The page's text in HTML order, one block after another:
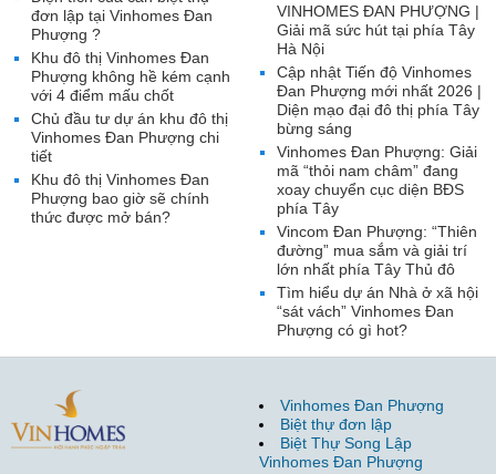
VINHOMES ĐAN PHƯỢNG |
Giải mã sức hút tại phía Tây
Hà Nội
Cập nhật Tiến độ Vinhomes
Đan Phượng mới nhất 2026 |
Diện mạo đại đô thị phía Tây
bừng sáng
Vinhomes Đan Phượng: Giải
mã “thỏi nam châm” đang
xoay chuyển cục diện BĐS
phía Tây
Vincom Đan Phượng: “Thiên
đường” mua sắm và giải trí
lớn nhất phía Tây Thủ đô
Tìm hiểu dự án Nhà ở xã hội
“sát vách” Vinhomes Đan
Phượng có gì hot?
đơn lập tại Vinhomes Đan
Phượng ?
Khu đô thị Vinhomes Đan
Phượng không hề kém cạnh
với 4 điểm mấu chốt
Chủ đầu tư dự án khu đô thị
Vinhomes Đan Phượng chi
tiết
Khu đô thị Vinhomes Đan
Phượng bao giờ sẽ chính
thức được mở bán?
Vinhomes Đan Phượng
Biệt thự đơn lập
Biệt Thự Song Lập
Vinhomes Đan Phượng